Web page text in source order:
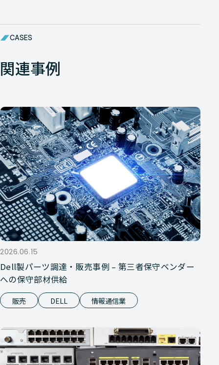
CASES
関連事例
2026.06.15
Dell製パーツ調達・販売事例 – 第三者保守ベンダー
への保守部材供給
販売 DELL 情報通信業